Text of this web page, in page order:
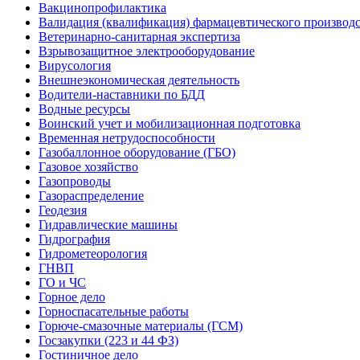
Вакцинопрофилактика
Валидация (квалификация) фармацевтического
Ветеринарно-санитарная экспертиза
Взрывозащитное электрооборудование
Вирусология
Внешнеэкономическая деятельность
Водители-наставники по БДД
Водные ресурсы
Воинский учет и мобилизационная подготовка
Временная нетрудоспособности
Газобаллонное оборудование (ГБО)
Газовое хозяйство
Газопроводы
Газораспределение
Геодезия
Гидравлические машины
Гидрография
Гидрометеорология
ГНВП
ГО и ЧС
Горное дело
Горноспасательные работы
Горюче-смазочные материалы (ГСМ)
Госзакупки (223 и 44 ФЗ)
Гостиничное дело